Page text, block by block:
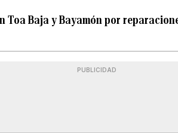
Toa Baja y Bayamón por
PUBLICIDAD